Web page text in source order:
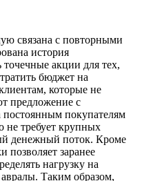
связана с повторными
история
акции для тех,
бюджет на
которые не
предложение с
покупателям
требует крупных
денежный поток. Кроме
позволяет заранее
нагрузку на
Таким образом,